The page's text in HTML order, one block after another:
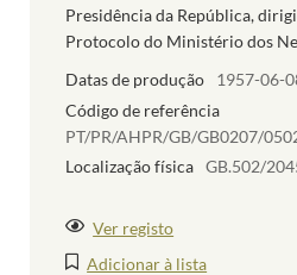
Presidência da República,
Protocolo do Ministério dos
Datas de produção
1957-06-
Código de referência
PT/PR/AHPR/GB/GB0207/
Localização física GB.502/
Ver registo
Adicionar à lista